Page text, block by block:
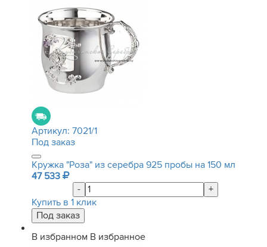
Артикул: 7021/1
Под заказ
Кружка "Роза" из серебра 925 пробы на 150 мл
47 533
-
+
Купить в 1 клик
В избранном В избранное